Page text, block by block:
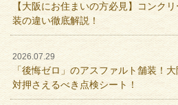
【大阪にお住まいの方必見】コンク
装の違い徹底解説！
2026.07.29
「後悔ゼロ」のアスファルト舗装！
対押さえるべき点検シート！